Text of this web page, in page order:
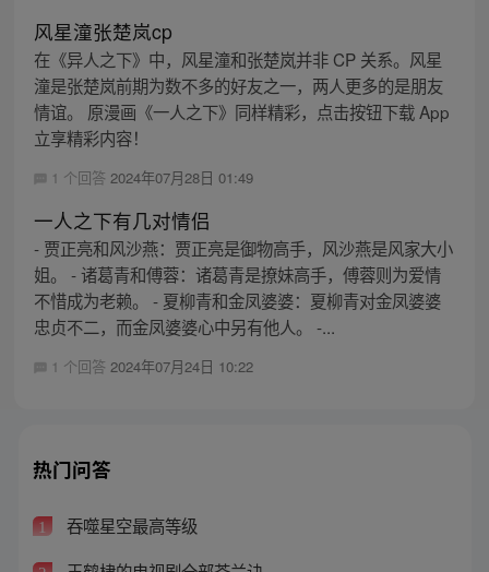
风星潼张楚岚cp
在《异人之下》中，风星潼和张楚岚并非 CP 关系。风星
潼是张楚岚前期为数不多的好友之一，两人更多的是朋友
情谊。 原漫画《一人之下》同样精彩，点击按钮下载 App
立享精彩内容！
1 个回答 2024年07月28日 01:49
一人之下有几对情侣
- 贾正亮和风沙燕：贾正亮是御物高手，风沙燕是风家大小
姐。 - 诸葛青和傅蓉：诸葛青是撩妹高手，傅蓉则为爱情
不惜成为老赖。 - 夏柳青和金凤婆婆：夏柳青对金凤婆婆
忠贞不二，而金凤婆婆心中另有他人。 -...
1 个回答 2024年07月24日 10:22
热门问答
1 吞噬星空最高等级